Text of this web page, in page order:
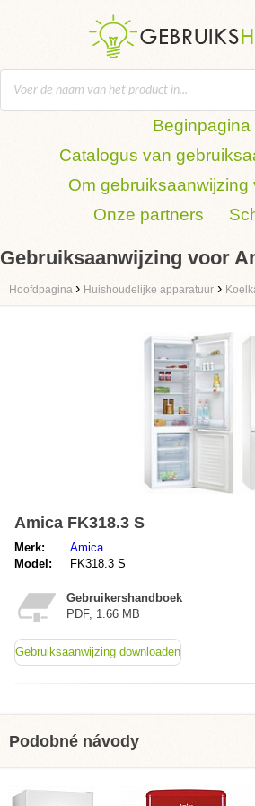
Beginpagina
Catalogus van
Om gebruiksaanwijzing
Onze partners
Gebruiksaanwijzing voor
Hoofdpagina › Huishoudelijke apparatuur ›
Amica FK318.3 S
Merk:
Amica
Model:
FK318.3 S
Gebruikershandboek
PDF, 1.66 MB
Gebruiksaanwijzing downloaden
Podobné návody